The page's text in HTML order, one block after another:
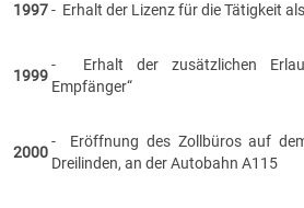
1997- Erhalt der Lizenz für die Tätigkeit als
1999
- Erhalt der zusätzlichen
Empfänger“
2000
- Eröffnung des Zollbüros auf
Dreilinden, an der Autobahn A115